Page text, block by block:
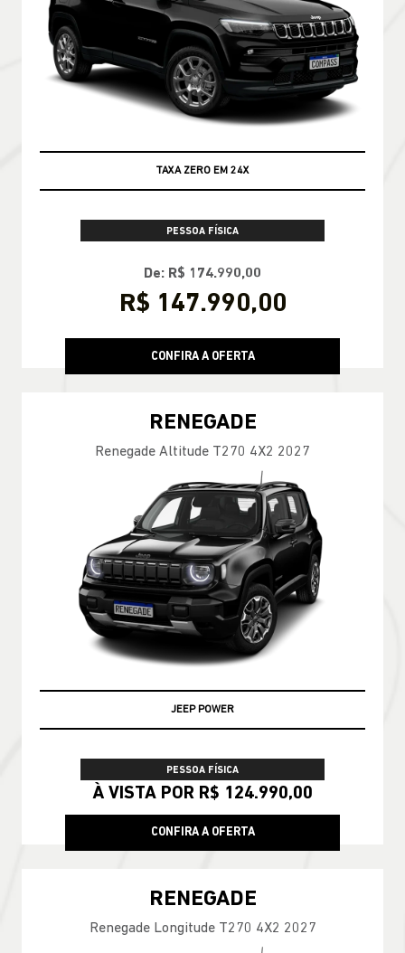
TAXA ZERO EM 24X
PESSOA FÍSICA
De: R$ 174.990,00
R$ 147.990,00
CONFIRA A OFERTA
RENEGADE
Renegade Altitude T270 4X2 2027
JEEP POWER
PESSOA FÍSICA
À VISTA POR R$ 124.990,00
CONFIRA A OFERTA
RENEGADE
Renegade Longitude T270 4X2 2027